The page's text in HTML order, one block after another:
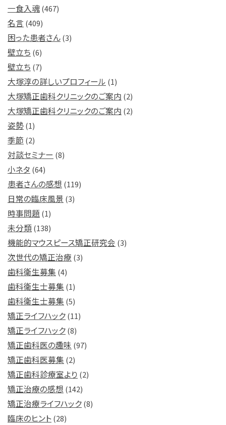
一食入魂(467)
名言 (409)
困った患者さん(3)
壁立ち (6)
壁立ち (7)
大塚淳の詳しいプロフィール (1)
大塚矯正歯科クリニックのご案内 (2)
大塚矯正歯科クリニックのご案内 (2)
姿勢(1)
季節 (2)
対談セミナー (8)
小ネタ (64)
患者さんの感想 (119)
日常の臨床風景 (3)
時事問題 (1)
未分類(138)
機能的マウスピース矯正研究会 (3)
次世代の矯正治療 (3)
歯科衛生募集 (4)
歯科衛生士募集 (1)
歯科衛生士募集 (5)
矯正ライフハック(11)
矯正ライフハック(8)
矯正歯科医の趣味 (97)
矯正歯科医募集 (2)
矯正歯科診療室より (2)
矯正治療の感想 (142)
矯正治療ライフハック(8)
臨床のヒント(28)